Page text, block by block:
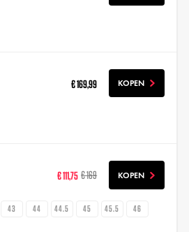
€ 169,99 KOPEN
€ 111,75 € 169 KOPEN
43 44 44.5 45 45.5 46